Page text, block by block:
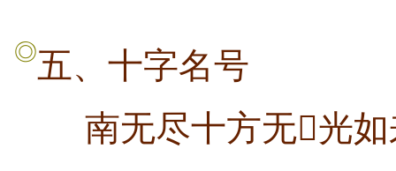
◎五、十字名号
南无尽十方无光